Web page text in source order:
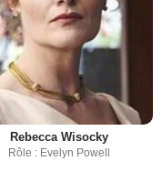
Rebecca Wisocky
Rôle : Evelyn Powell